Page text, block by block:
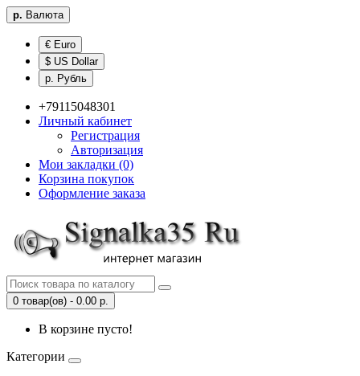
р. Валюта
€ Euro
$ US Dollar
р. Рубль
+79115048301
Личный кабинет
Регистрация
Авторизация
Мои закладки (0)
Корзина покупок
Оформление заказа
0 товар(ов) - 0.00 р.
В корзине пусто!
Категории